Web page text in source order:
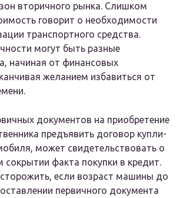
вторичного рынка. Слишком
говорит о необходимости
транспортного средства.
могут быть разные
начиная от финансовых
желанием избавиться от
документов на приобретение
предъявить договор купли-
может свидетельствовать о
сокрытии факта покупки в кредит.
если возраст машины до
первичного документа